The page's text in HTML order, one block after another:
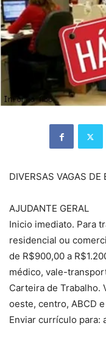
DIVERSAS VAGAS DE
AJUDANTE GERAL
Inicio imediato. Para
residencial ou
de R$900,00 a
médico, vale-
Carteira de Trabalho.
oeste, centro, ABCD
Enviar currículo para: